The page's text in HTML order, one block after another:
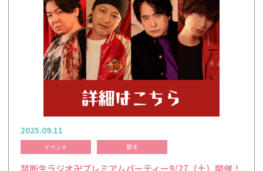
2025.09.11
イベント 禁生
禁断生ラジオ卍プレミアムパーティー9/27（土）開催！